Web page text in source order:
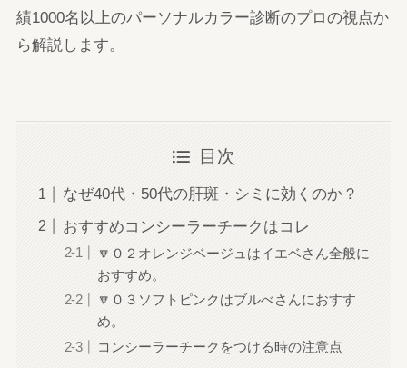
績1000名以上のパーソナルカラー診断のプロの視点か
ら解説します。
目次
なぜ40代・50代の肝斑・シミに効くのか？
おすすめコンシーラーチークはコレ
🔽０２オレンジベージュはイエベさん全般に
おすすめ。
🔽０３ソフトピンクはブルべさんにおすす
め。
コンシーラーチークをつける時の注意点